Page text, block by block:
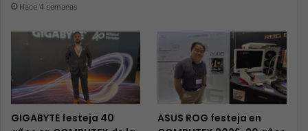
Hace 4 semanas
GIGABYTE festeja 40
ASUS ROG festeja en